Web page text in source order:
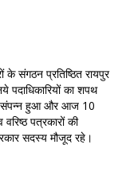
के संगठन प्रतिष्ठित रायपुर
पदाधिकारियों का शपथ
संपन्न हुआ और आज 10
पत्रकारों की
सदस्य मौजूद रहे।